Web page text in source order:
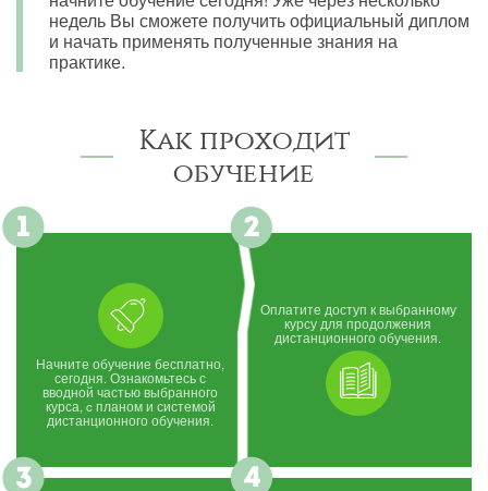
недель Вы сможете получить официальный диплом
и начать применять полученные знания на
практике.
Как проходит
обучение
Начните обучение бесплатно,
сегодня. Ознакомьтесь с
вводной частью выбранного
курса, c планом и системой
дистанционного обучения.
Оплатите доступ к выбранному
курсу для продолжения
дистанционного обучения.